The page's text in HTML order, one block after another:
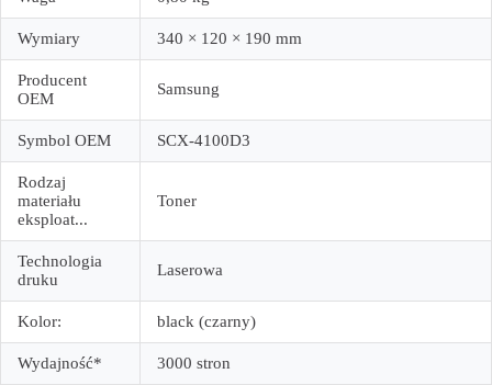
Wymiary 340 × 120 × 190 mm
Producent
OEM
Samsung
Symbol OEM SCX-4100D3
Rodzaj
materiału
eksploat...
Toner
Technologia
druku
Laserowa
Kolor: black (czarny)
Wydajność* 3000 stron